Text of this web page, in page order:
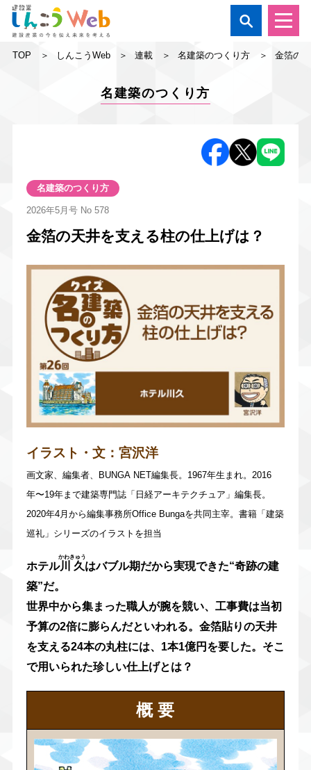

TOP しんこうWeb 連載 名建築のつくり方 金箔の
名建築のつくり方
名建築のつくり方
2026年5月号No 578
金箔の天井を支える柱の仕上げは？
イラスト・文： 宮沢洋
画文家、編集者、BUNGA NET編集長。1967年生まれ。2016
年〜19年まで建築専門誌「日経アーキテクチュア」編集長。
2020年4月から編集事務所Office Bungaを共同主宰。書籍「建築
巡礼」シリーズのイラストを担当
ホテル川久
かわきゅう
はバブル期だから実現できた“奇跡の建
築”だ。
世界中から集まった職人が腕を競い、工事費は当初
予算の2倍に膨らんだといわれる。金箔貼りの天井
を支える24本の丸柱には、1本1億円を要した。そこ
で用いられた珍しい仕上げとは？
概 要